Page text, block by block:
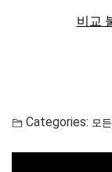
비교
Categories: 모